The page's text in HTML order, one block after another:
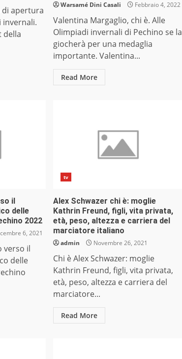
di apertura
invernali.
della
Warsamé Dini Casali Febbraio 4, 2022
Valentina Margaglio, chi è. Alle
Olimpiadi invernali di Pechino se la
giocherà per una medaglia
importante. Valentina...
Read More
il
delle
2022
6, 2021
verso il
delle
tv
Alex Schwazer chi è: moglie
Kathrin Freund, figli, vita privata,
età, peso, altezza e carriera del
marciatore italiano
admin Novembre 26, 2021
Chi è Alex Schwazer: moglie
Kathrin Freund, figli, vita privata,
età, peso, altezza e carriera del
marciatore...
Read More